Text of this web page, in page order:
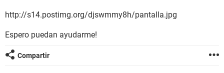
http://s14.postimg.org/djswmmy8h/pantalla.jpg
Espero puedan ayudarme!
Compartir